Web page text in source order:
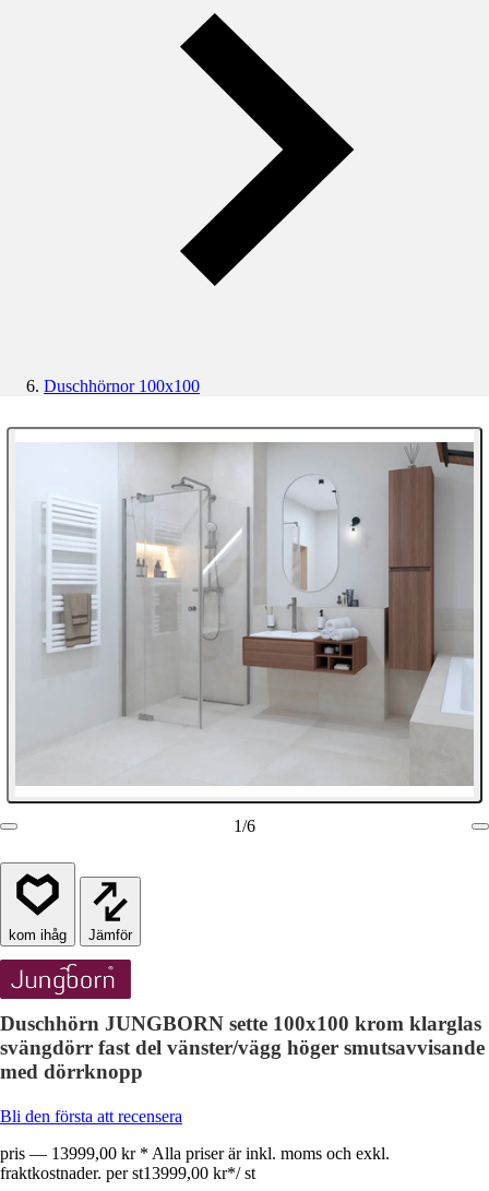
Duschhörnor 100x100
1/6
Jämför
Duschhörn JUNGBORN sette 100x100 krom klarglas
svängdörr fast del vänster/vägg höger smutsavvisande
med dörrknopp
Bli den första att recensera
pris — 13999,00 kr * Alla priser är inkl. moms och exkl.
fraktkostnader. per st13999,00 kr*/ st